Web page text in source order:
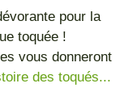
pour la
toquée !
vous donneront
des toqués...